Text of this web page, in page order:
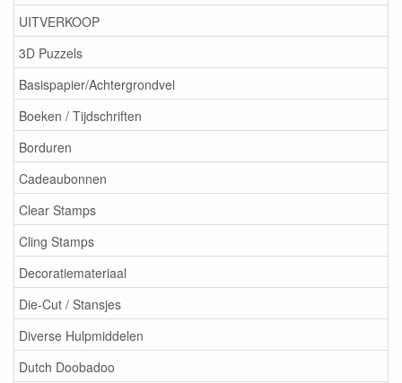
UITVERKOOP
3D Puzzels
Basispapier/Achtergrondvel
Boeken / Tijdschriften
Borduren
Cadeaubonnen
Clear Stamps
Cling Stamps
Decoratiemateriaal
Die-Cut / Stansjes
Diverse Hulpmiddelen
Dutch Doobadoo